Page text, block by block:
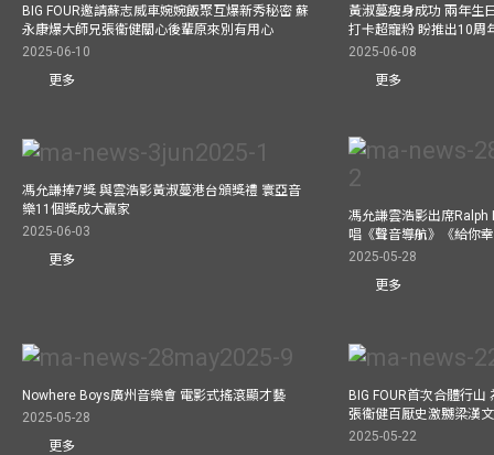
BIG FOUR邀請蘇志威車婉婉飯聚互爆新秀秘密 蘇
永康爆大師兄張衞健關心後輩原來別有用心
2025-06-10
更多
黃淑蔓瘦身成功 兩年生
打卡超寵粉 盼推出10周
2025-06-08
更多
馮允謙捧7獎 與雲浩影黃淑蔓港台頒獎禮 寰亞音
樂11個獎成大贏家
2025-06-03
更多
馮允謙雲浩影出席
唱《聲音導航》《給你
2025-05-28
更多
Nowhere Boys廣州音樂會 電影式搖滾顯才藝
2025-05-28
更多
BIG FOUR首次合體行
張衞健百厭史激嬲梁漢
2025-05-22